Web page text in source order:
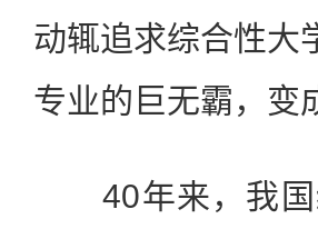
动辄追求综合性大
专业的巨无霸，变
40年来，我国